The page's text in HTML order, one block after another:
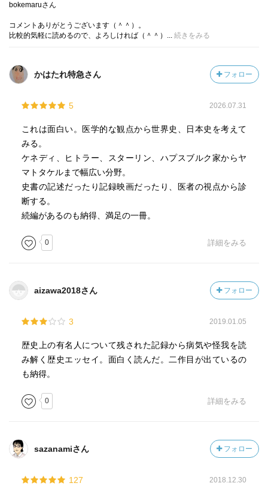
た。
・ヴィクトリア女王は英王室で初めて無痛分娩を経験し
た。小柄な女王はそれまでに７回の妊娠・出産を経ていた
目に無痛分娩に踏み切った。この際、使用されたのはクロ
ロフォルムであり、麻酔を取り仕切ったのはジョン・スノ
（『医学探偵ジョン・スノウ』）
・ヴィクトリア女王の孫たちはヨーロッパ各国の君主とな
り、第一次大戦は従兄弟たちの戦争とも呼ばれた。ハプス
ブルグ家はスペイン国王や神聖ローマ帝国皇帝を輩出した
が、近親婚を繰り返し、おそらく遺伝性疾患のために障害
を持ったり早世したりする例が相次いだ。
＊参考
・『化石の分子生物学』
bokemaruさん
コメントありがとうございます（＾＾）。
比較的気軽に読めるので、よろしければ（＾＾）... 続きをみる
かはたれ特急さん フォロー
5 2026.07.31
これは面白い。医学的な観点から世界史、日本史を考えて
みる。
ケネディ、ヒトラー、スターリン、ハプスブルク家からヤ
マトタケルまで幅広い分野。
史書の記述だったり記録映画だったり、医者の視点から診
断する。
続編があるのも納得、満足の一冊。
0 詳細をみる
aizawa2018さん フォロー
3 2019.01.05
歴史上の有名人について残された記録から病気や怪我を読
み解く歴史エッセイ。面白く読んだ。二作目が出ているの
も納得。
0 詳細をみる
sazanamiさん フォロー
127 2018.12.30